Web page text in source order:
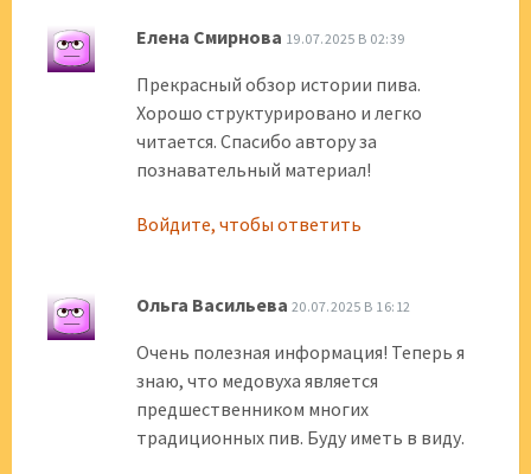
Елена Смирнова 19.07.2025 В 02:39
Прекрасный обзор истории пива.
Хорошо структурировано и легко
читается. Спасибо автору за
познавательный материал!
Войдите, чтобы ответить
Ольга Васильева 20.07.2025 В 16:12
Очень полезная информация! Теперь я
знаю, что медовуха является
предшественником многих
традиционных пив. Буду иметь в виду.